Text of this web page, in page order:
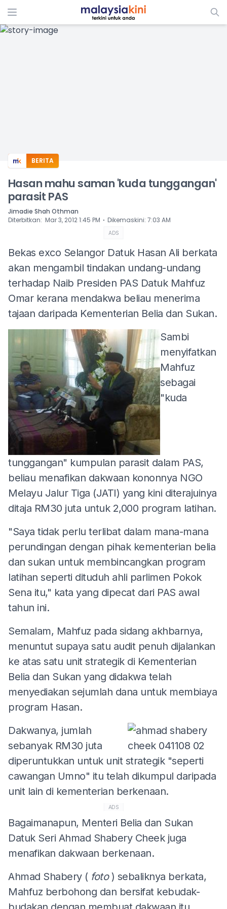
ADS
BERITA
Hasan mahu saman 'kuda tunggangan'
parasit PAS
Jimadie Shah Othman
Diterbitkan: Mar 3, 2012 1:45 PM ⋅ Dikemaskini: 7:03 AM
ADS
Bekas exco Selangor Datuk Hasan Ali berkata
akan mengambil tindakan undang-undang
terhadap Naib Presiden PAS Datuk Mahfuz
Omar kerana mendakwa beliau menerima
tajaan daripada Kementerian Belia dan Sukan.
Sambi
menyifatkan
Mahfuz
sebagai
"kuda
tunggangan" kumpulan parasit dalam PAS,
beliau menafikan dakwaan kononnya NGO
Melayu Jalur Tiga (JATI) yang kini diterajuinya
ditaja RM30 juta untuk 2,000 program latihan.
"Saya tidak perlu terlibat dalam mana-mana
perundingan dengan pihak kementerian belia
dan sukan untuk membincangkan program
latihan seperti dituduh ahli parlimen Pokok
Sena itu," kata yang dipecat dari PAS awal
tahun ini.
Semalam, Mahfuz pada sidang akhbarnya,
menuntut supaya satu audit penuh dijalankan
ke atas satu unit strategik di Kementerian
Belia dan Sukan yang didakwa telah
menyediakan sejumlah dana untuk membiaya
program Hasan.
Dakwanya, jumlah
sebanyak RM30 juta
diperuntukkan untuk unit strategik "seperti
cawangan Umno" itu telah dikumpul daripada
unit lain di kementerian berkenaan.
ADS
Bagaimanapun, Menteri Belia dan Sukan
Datuk Seri Ahmad Shabery Cheek juga
menafikan dakwaan berkenaan.
Ahmad Shabery ( foto) sebaliknya berkata,
Mahfuz berbohong dan bersifat kebudak-